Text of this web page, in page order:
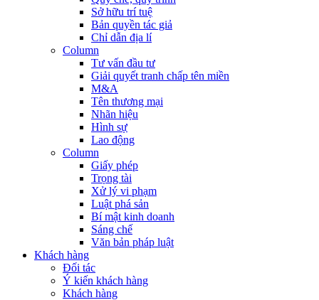
Sở hữu trí tuệ
Bản quyền tác giả
Chỉ dẫn địa lí
Column
Tư vấn đầu tư
Giải quyết tranh chấp tên miền
M&A
Tên thương mại
Nhãn hiệu
Hình sự
Lao động
Column
Giấy phép
Trọng tài
Xử lý vi phạm
Luật phá sản
Bí mật kinh doanh
Sáng chế
Văn bản pháp luật
Khách hàng
Đối tác
Ý kiến khách hàng
Khách hàng